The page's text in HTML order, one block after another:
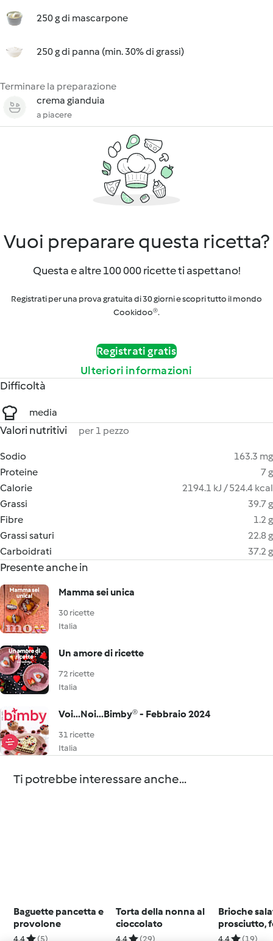
250 g di mascarpone
250 g di panna (min. 30% di grassi)
Terminare la preparazione
crema gianduia
a piacere
Vuoi preparare questa ricetta?
Questa e altre 100 000 ricette ti aspettano!
Registrati per una prova gratuita di 30 giorni e scopri tutto il mondo
Cookidoo®.
Registrati gratis
Ulteriori informazioni
Difficoltà
media
Valori nutritivi per 1 pezzo
Sodio
163.3 mg
Proteine
7 g
Calorie
2194.1 kJ / 524.4 kcal
Grassi
39.7 g
Fibre
1.2 g
Grassi saturi
22.8 g
Carboidrati
37.2 g
Presente anche in
Mamma sei unica
30 ricette
Italia
Un amore di ricette
72 ricette
Italia
Voi...Noi...Bimby® - Febbraio 2024
31 ricette
Italia
Ti potrebbe interessare anche...
Baguette pancetta e
provolone
4.4 (5)
Torta della nonna al
cioccolato
4.4 (29)
Brioche
prosciutto,
e cipolle
4.4 (19)